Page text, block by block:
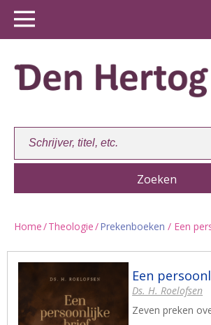
Home/Theologie/Prekenboeken / Een
Een
Ds. H. Roelofsen
Zeven preken